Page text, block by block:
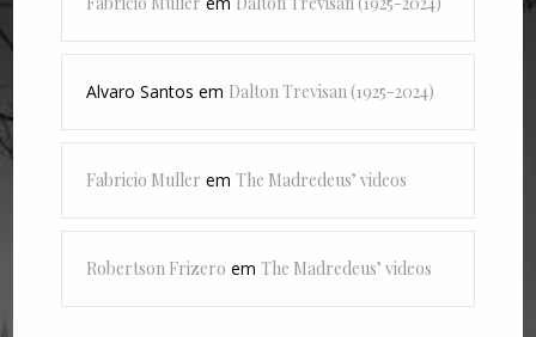
Alvaro Santos em Dalton Trevisan (1925-2024)
Fabricio Muller emThe Madredeus’ videos
Robertson Frizero emThe Madredeus’ videos